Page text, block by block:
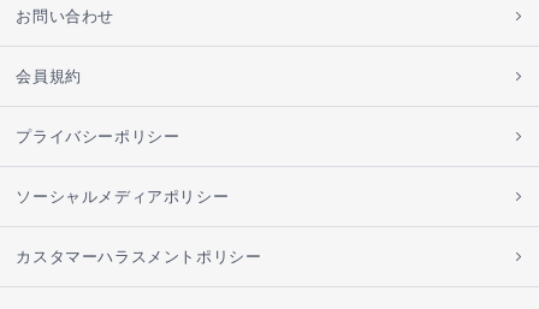
お問い合わせ
会員規約
プライバシーポリシー
ソーシャルメディアポリシー
カスタマーハラスメントポリシー